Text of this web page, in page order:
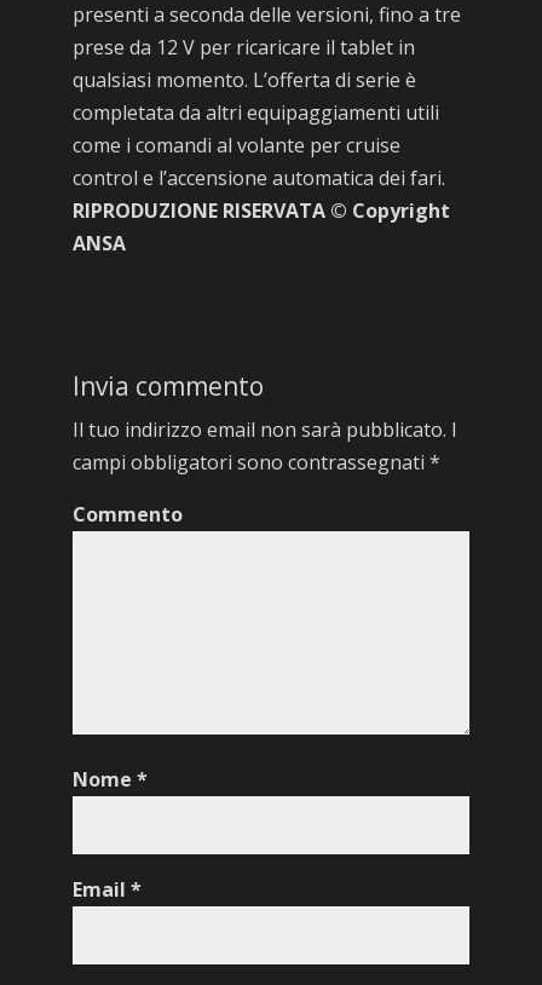
presenti a seconda delle versioni, fino a tre
prese da 12 V per ricaricare il tablet in
qualsiasi momento. L’offerta di serie è
completata da altri equipaggiamenti utili
come i comandi al volante per cruise
control e l’accensione automatica dei fari.
RIPRODUZIONE RISERVATA © Copyright
ANSA
Invia commento
Il tuo indirizzo email non sarà pubblicato. I
campi obbligatori sono contrassegnati *
Commento
Nome *
Email *